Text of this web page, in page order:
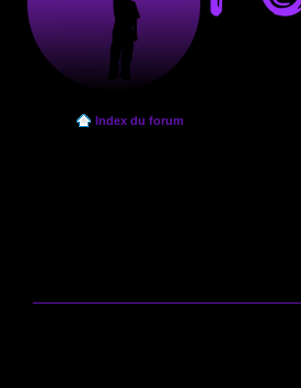
Index du forum